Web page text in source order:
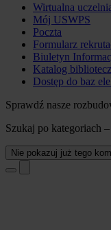
Wirtualna
Mój USWPS
Poczta
Formularz
Biuletyn
Katalog
Dostęp do baz
Sprawdź nasze
Szukaj po kategoriach –
Nie pokazuj już tego